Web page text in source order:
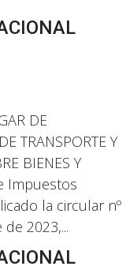
DE
TRANSPORTE Y
BIENES Y
Impuestos
la circular nº
2023,...